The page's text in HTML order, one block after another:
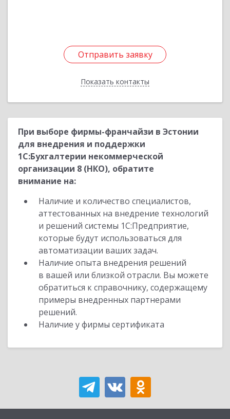
Отправить заявку
Показать контакты
Отправить заявку
Назад
При выборе фирмы-франчайзи в Эстонии
для внедрения и поддержки
1С:Бухгалтерии некоммерческой
организации 8 (НКО), обратите
внимание на:
Наличие и количество специалистов,
аттестованных на внедрение технологий
и решений системы 1С:Предприятие,
которые будут использоваться для
автоматизации ваших задач.
Наличие опыта внедрения решений
в вашей или близкой отрасли. Вы можете
обратиться к справочнику, содержащему
примеры внедренных партнерами
решений.
Наличие у фирмы сертификата